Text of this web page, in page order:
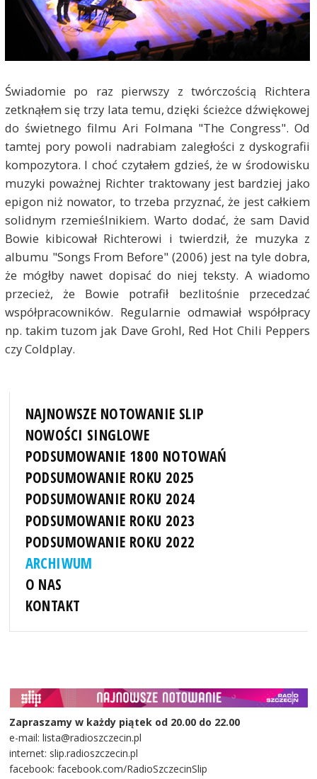
Świadomie po raz pierwszy z twórczością Richtera
zetknąłem się trzy lata temu, dzięki ścieżce dźwiękowej
do świetnego filmu Ari Folmana "The Congress". Od
tamtej pory powoli nadrabiam zaległości z dyskografii
kompozytora. I choć czytałem gdzieś, że w środowisku
muzyki poważnej Richter traktowany jest bardziej jako
epigon niż nowator, to trzeba przyznać, że jest całkiem
solidnym rzemieślnikiem. Warto dodać, że sam David
Bowie kibicował Richterowi i twierdził, że muzyka z
albumu "Songs From Before" (2006) jest na tyle dobra,
że mógłby nawet dopisać do niej teksty. A wiadomo
przecież, że Bowie potrafił bezlitośnie przecedzać
współpracowników. Regularnie odmawiał współpracy
np. takim tuzom jak Dave Grohl, Red Hot Chili Peppers
czy Coldplay.
NAJNOWSZE NOTOWANIE SLIP
NOWOŚCI SINGLOWE
PODSUMOWANIE 1800 NOTOWAŃ
PODSUMOWANIE ROKU 2025
PODSUMOWANIE ROKU 2024
PODSUMOWANIE ROKU 2023
PODSUMOWANIE ROKU 2022
ARCHIWUM
O NAS
KONTAKT
Zapraszamy w każdy piątek od 20.00 do 22.00
e-mail: lista@radioszczecin.pl
internet: slip.radioszczecin.pl
facebook: facebook.com/RadioSzczecinSlip